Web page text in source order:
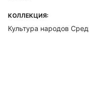
КОЛЛЕКЦИЯ:
Культура народов